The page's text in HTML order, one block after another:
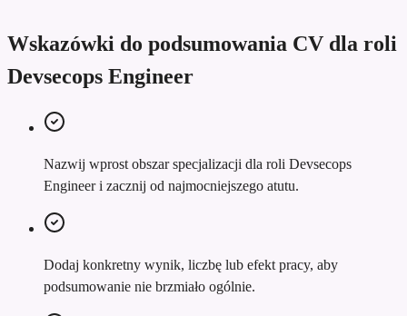
Wskazówki do podsumowania CV dla roli
Devsecops Engineer
Nazwij wprost obszar specjalizacji dla roli Devsecops
Engineer i zacznij od najmocniejszego atutu.
Dodaj konkretny wynik, liczbę lub efekt pracy, aby
podsumowanie nie brzmiało ogólnie.